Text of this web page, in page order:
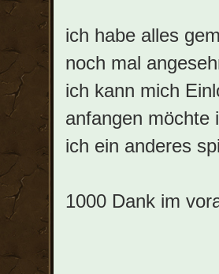
ich habe alles
noch mal
ich kann mich
anfangen möchte
ich ein anderes
1000 Dank im